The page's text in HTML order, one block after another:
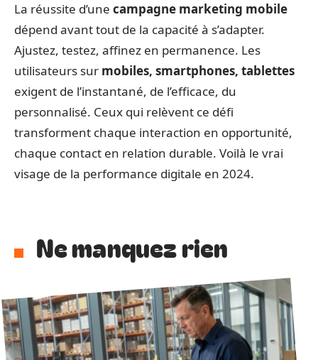
La réussite d’une campagne marketing mobile
dépend avant tout de la capacité à s’adapter.
Ajustez, testez, affinez en permanence. Les
utilisateurs sur mobiles, smartphones, tablettes
exigent de l’instantané, de l’efficace, du
personnalisé. Ceux qui relèvent ce défi
transforment chaque interaction en opportunité,
chaque contact en relation durable. Voilà le vrai
visage de la performance digitale en 2024.
Ne manquez rien